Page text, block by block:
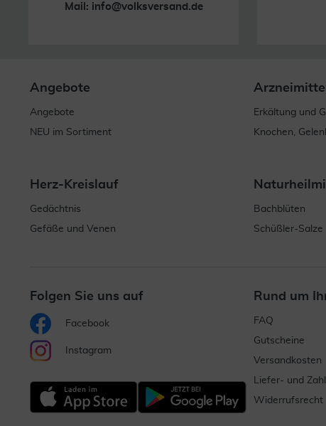
Mail: info@volksversand.de
Angebote
Angebote
NEU im Sortiment
Arzneimittel
Erkältung und
Knochen,
Herz-Kreislauf
Gedächtnis
Gefäße und Venen
Bachblüten
Schüßler-Salze
Folgen Sie uns auf
Facebook
Instagram
Rund um
FAQ
Gutscheine
Versandkosten
Liefer- und
Widerrufsrecht